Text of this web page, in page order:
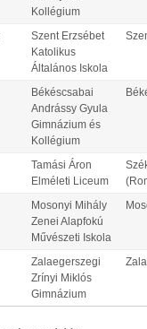
Kollégium
Szent Erzsébet
Katolikus
Általános Iskola
Békéscsabai
Andrássy Gyula
Gimnázium és
Kollégium
Tamási Áron
Elméleti Liceum
Mosonyi Mihály
Zenei Alapfokú
Művészeti Iskola
Zalaegerszegi
Zrínyi Miklós
Gimnázium